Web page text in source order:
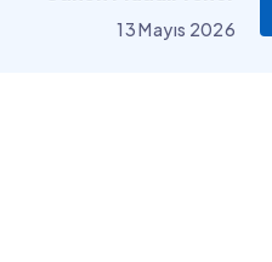
13 Mayıs 2026